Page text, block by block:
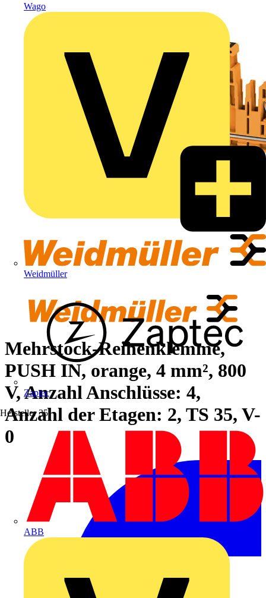
Wago
Weidmüller
Zaptec
Hersteller 35
ABB
Mehrstock-Reihenklemme,
PUSH IN, orange, 4 mm², 800
V, Anzahl Anschlüsse: 4,
Anzahl der Etagen: 2, TS 35, V-
0